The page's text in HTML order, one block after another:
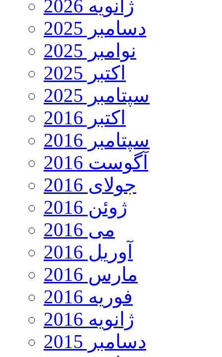
ژانویه 2026
دسامبر 2025
نوامبر 2025
اکتبر 2025
سپتامبر 2025
اکتبر 2016
سپتامبر 2016
آگوست 2016
جولای 2016
ژوئن 2016
می 2016
آوریل 2016
مارس 2016
فوریه 2016
ژانویه 2016
دسامبر 2015